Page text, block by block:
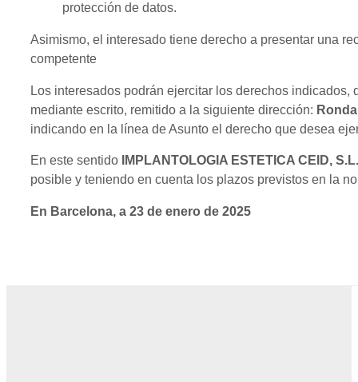
protección de datos.
Asimismo, el interesado tiene derecho a presentar una
competente
Los interesados podrán ejercitar los derechos indicados,
mediante escrito, remitido a la siguiente dirección:
indicando en la línea de Asunto el derecho que desea
En este sentido
IMPLANTOLOGIA ESTETICA CEID,
posible y teniendo en cuenta los plazos previstos en la
En Barcelona, a 23 de enero de 2025